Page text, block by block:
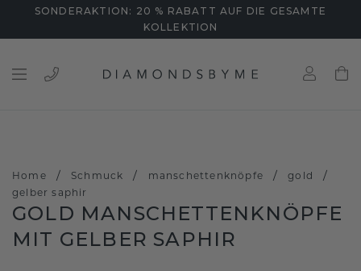
SONDERAKTION: 20 % RABATT AUF DIE GESAMTE
KOLLEKTION
Home / Schmuck / manschettenknöpfe / gold /
gelber saphir
GOLD MANSCHETTENKNÖPFE
MIT GELBER SAPHIR